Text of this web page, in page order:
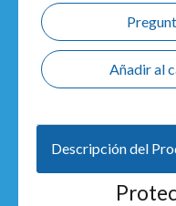
Añadir al
Descripción del